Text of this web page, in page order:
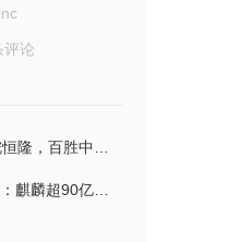
评论
欧裁减岗位计划发布，秋天第一杯奶茶爆单
为何超300亿资本一周内“疯抢”VMS？